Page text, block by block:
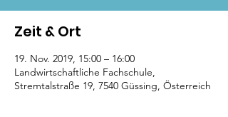
Zeit & Ort
19. Nov. 2019, 15:00 – 16:00
Landwirtschaftliche Fachschule,
Stremtalstraße 19, 7540 Güssing, Österreich